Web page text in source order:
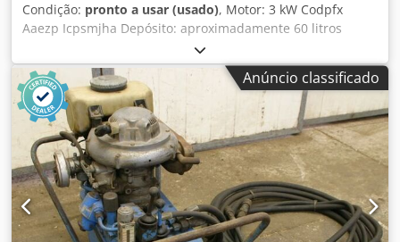
Condição: pronto a usar (usado), Motor: 3 kW Codpfx
Aaezp Icpsmjha Depósito: aproximadamente 60 litros
Anúncio classificado